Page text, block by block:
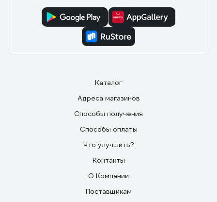
Каталог
Адреса магазинов
Способы получения
Способы оплаты
Что улучшить?
Контакты
О Компании
Поставщикам